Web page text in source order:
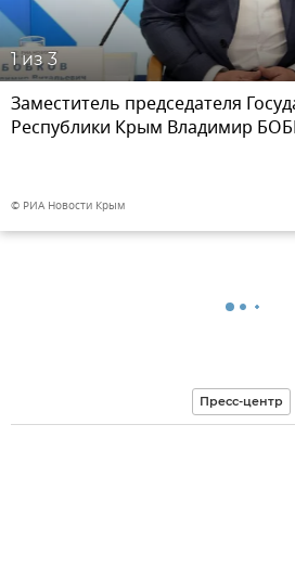
1из 3
Заместитель председателя
Республики Крым Владимир
© РИА Новости Крым
Пресс-центр